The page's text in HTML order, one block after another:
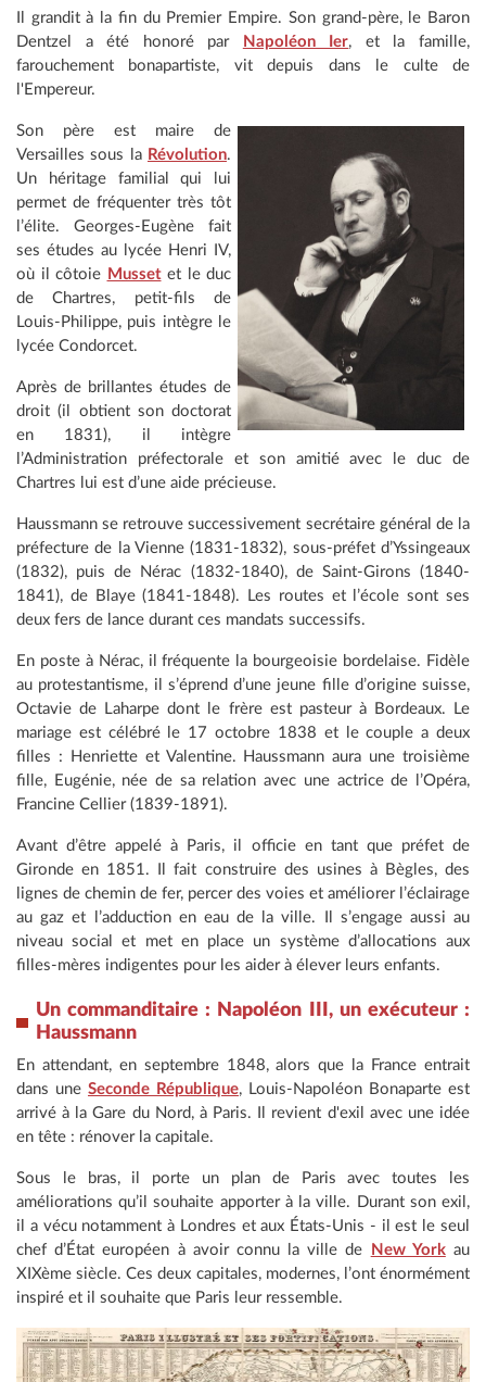
Il grandit à la fin du Premier Empire. Son grand-père, le Baron
Dentzel a été honoré par
Napoléon Ier, et la famille,
farouchement bonapartiste, vit depuis dans le culte de
l'Empereur.
Son père est maire de
Versailles sous la Révolution.
Un héritage familial qui lui
permet de fréquenter très tôt
l’élite. Georges-Eugène fait
ses études au lycée Henri IV,
où il côtoie Mussetet le duc
de Chartres, petit-fils de
Louis-Philippe, puis intègre le
lycée Condorcet.
Après de brillantes études de
droit (il obtient son doctorat
en 1831), il intègre
l’Administration préfectorale et son amitié avec le duc de
Chartres lui est d’une aide précieuse.
Haussmann se retrouve successivement secrétaire général de la
préfecture de la Vienne (1831-1832), sous-préfet d’Yssingeaux
(1832), puis de Nérac (1832-1840), de Saint-Girons (1840-
1841), de Blaye (1841-1848). Les routes et l’école sont ses
deux fers de lance durant ces mandats successifs.
En poste à Nérac, il fréquente la bourgeoisie bordelaise. Fidèle
au protestantisme, il s’éprend d’une jeune fille d’origine suisse,
Octavie de Laharpe dont le frère est pasteur à Bordeaux. Le
mariage est célébré le 17 octobre 1838 et le couple a deux
filles : Henriette et Valentine. Haussmann aura une troisième
fille, Eugénie, née de sa relation avec une actrice de l’Opéra,
Francine Cellier (1839-1891).
Avant d’être appelé à Paris, il officie en tant que préfet de
Gironde en 1851. Il fait construire des usines à Bègles, des
lignes de chemin de fer, percer des voies et améliorer l’éclairage
au gaz et l’adduction en eau de la ville. Il s’engage aussi au
niveau social et met en place un système d’allocations aux
filles-mères indigentes pour les aider à élever leurs enfants.
Un commanditaire : Napoléon III, un exécuteur :
Haussmann
En attendant, en septembre 1848, alors que la France entrait
dans une Seconde République, Louis-Napoléon Bonaparte est
arrivé à la Gare du Nord, à Paris. Il revient d'exil avec une idée
en tête : rénover la capitale.
Sous le bras, il porte un plan de Paris avec toutes les
améliorations qu’il souhaite apporter à la ville. Durant son exil,
il a vécu notamment à Londres et aux États-Unis - il est le seul
chef d’État européen à avoir connu la ville de
New Yorkau
XIXème siècle. Ces deux capitales, modernes, l’ont énormément
inspiré et il souhaite que Paris leur ressemble.